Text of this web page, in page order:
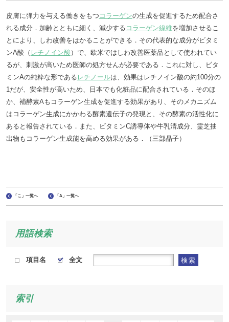
皮膚に弾力を与える働きをもつ コラーゲンの生成を促進するため配合さ
れる成分．加齢とともに細く、減少する コラーゲン線維を増加させるこ
とにより、しわ改善をはかることができる．その代表的な成分がビタミ
ンA酸（ レチノイン酸 ）で、欧米ではしわ改善医薬品として使われてい
るが、刺激が高いため医師の処方せんが必要である．これに対し、ビタ
ミンAの純粋な形である レチノールは、効果はレチノイン酸の約100分の
1だが、安全性が高いため、日本でも化粧品に配合されている．そのほ
か、補酵素Aもコラーゲン生成を促進する効果があり、そのメカニズム
はコラーゲン生成にかかわる酵素遺伝子の発現と、その酵素の活性化に
あると報告されている．また、ビタミンC誘導体や牛乳清成分、霊芝抽
出物もコラーゲン生成能を高める効果がある．（三部晶子）
「こ」一覧へ 「A」一覧へ
用語検索
項目名 全文 検索
索引